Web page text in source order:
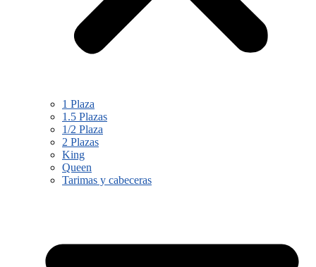
1 Plaza
1.5 Plazas
1/2 Plaza
2 Plazas
King
Queen
Tarimas y cabeceras